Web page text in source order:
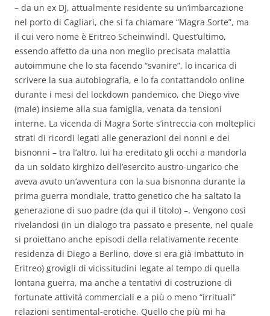
– da un ex DJ, attualmente residente su un’imbarcazione
nel porto di Cagliari, che si fa chiamare “Magra Sorte”, ma
il cui vero nome è Eritreo Scheinwindl. Quest’ultimo,
essendo affetto da una non meglio precisata malattia
autoimmune che lo sta facendo “svanire”, lo incarica di
scrivere la sua autobiografia, e lo fa contattandolo online
durante i mesi del lockdown pandemico, che Diego vive
(male) insieme alla sua famiglia, venata da tensioni
interne. La vicenda di Magra Sorte s’intreccia con molteplici
strati di ricordi legati alle generazioni dei nonni e dei
bisnonni – tra l’altro, lui ha ereditato gli occhi a mandorla
da un soldato kirghizo dell’esercito austro-ungarico che
aveva avuto un’avventura con la sua bisnonna durante la
prima guerra mondiale, tratto genetico che ha saltato la
generazione di suo padre (da qui il titolo) –. Vengono così
rivelandosi (in un dialogo tra passato e presente, nel quale
si proiettano anche episodi della relativamente recente
residenza di Diego a Berlino, dove si era già imbattuto in
Eritreo) grovigli di vicissitudini legate al tempo di quella
lontana guerra, ma anche a tentativi di costruzione di
fortunate attività commerciali e a più o meno “irrituali”
relazioni sentimental-erotiche. Quello che più mi ha